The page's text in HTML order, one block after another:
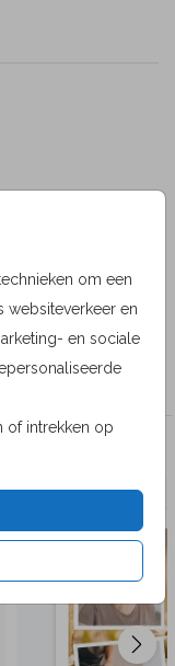
om een
websiteverkeer en
en sociale
of intrekken op
van natuur